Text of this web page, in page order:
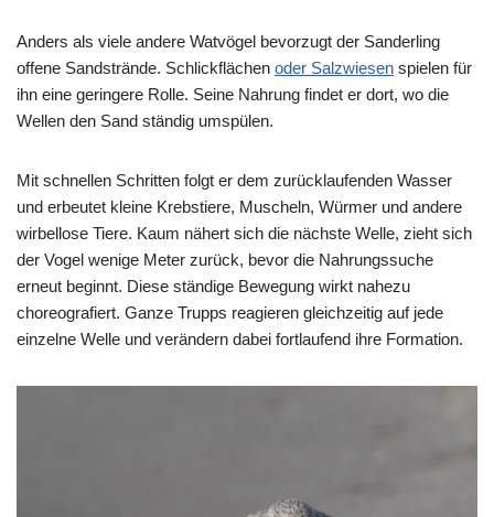
Anders als viele andere Watvögel bevorzugt der Sanderling
offene Sandstrände. Schlickflächen oder Salzwiesen spielen für
ihn eine geringere Rolle. Seine Nahrung findet er dort, wo die
Wellen den Sand ständig umspülen.
Mit schnellen Schritten folgt er dem zurücklaufenden Wasser
und erbeutet kleine Krebstiere, Muscheln, Würmer und andere
wirbellose Tiere. Kaum nähert sich die nächste Welle, zieht sich
der Vogel wenige Meter zurück, bevor die Nahrungssuche
erneut beginnt. Diese ständige Bewegung wirkt nahezu
choreografiert. Ganze Trupps reagieren gleichzeitig auf jede
einzelne Welle und verändern dabei fortlaufend ihre Formation.